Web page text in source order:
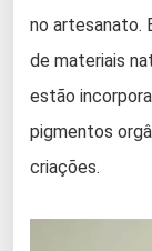
no artesanato.
de materiais
estão
pigmentos
criações.